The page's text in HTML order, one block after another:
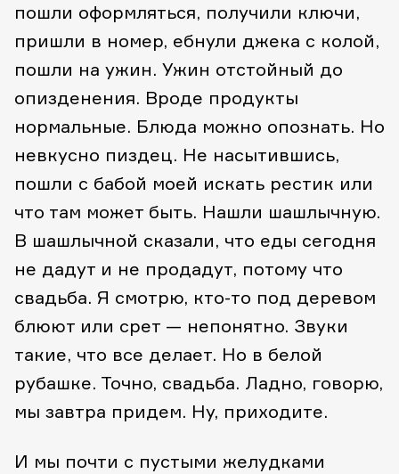
пошли оформляться, получили ключи,
пришли в номер, ебнули джека с колой,
пошли на ужин. Ужин отстойный до
опизденения. Вроде продукты
нормальные. Блюда можно опознать. Но
невкусно пиздец. Не насытившись,
пошли с бабой моей искать рестик или
что там может быть. Нашли шашлычную.
В шашлычной сказали, что еды сегодня
не дадут и не продадут, потому что
свадьба. Я смотрю, кто-то под деревом
блюют или срет — непонятно. Звуки
такие, что все делает. Но в белой
рубашке. Точно, свадьба. Ладно, говорю,
мы завтра придем. Ну, приходите.
И мы почти с пустыми желудками